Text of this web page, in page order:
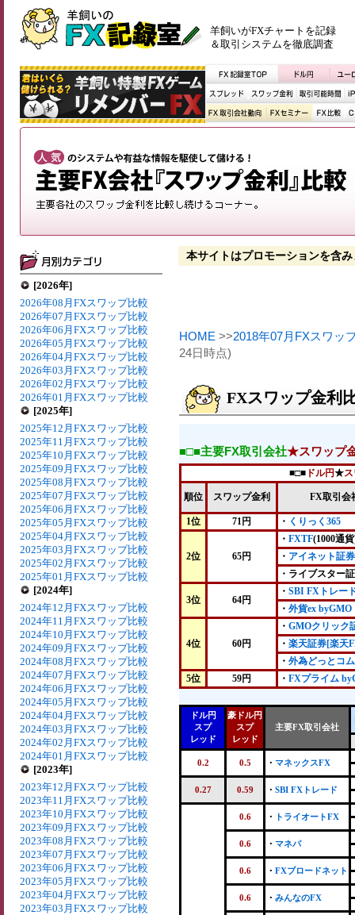
羊飼いがFXチャートを記録
＆取引システムを徹底調査
[2026年]
2026年08月FXスワップ比較
2026年07月FXスワップ比較
2026年06月FXスワップ比較
2026年05月FXスワップ比較
2026年04月FXスワップ比較
2026年03月FXスワップ比較
2026年02月FXスワップ比較
2026年01月FXスワップ比較
[2025年]
2025年12月FXスワップ比較
2025年11月FXスワップ比較
2025年10月FXスワップ比較
2025年09月FXスワップ比較
2025年08月FXスワップ比較
2025年07月FXスワップ比較
2025年06月FXスワップ比較
2025年05月FXスワップ比較
2025年04月FXスワップ比較
2025年03月FXスワップ比較
2025年02月FXスワップ比較
2025年01月FXスワップ比較
[2024年]
2024年12月FXスワップ比較
2024年11月FXスワップ比較
2024年10月FXスワップ比較
2024年09月FXスワップ比較
2024年08月FXスワップ比較
2024年07月FXスワップ比較
2024年06月FXスワップ比較
2024年05月FXスワップ比較
2024年04月FXスワップ比較
2024年03月FXスワップ比較
2024年02月FXスワップ比較
2024年01月FXスワップ比較
[2023年]
2023年12月FXスワップ比較
2023年11月FXスワップ比較
2023年10月FXスワップ比較
2023年09月FXスワップ比較
2023年08月FXスワップ比較
2023年07月FXスワップ比較
2023年06月FXスワップ比較
2023年05月FXスワップ比較
2023年04月FXスワップ比較
2023年03月FXスワップ比較
本サイトはプロモーションを含み
HOME >>2018年07月FXスワッ
24日時点)
FXスワップ金利
■□■主要FX取引会社★スワップ
■□■ ドル円★
順位 スワップ金利 FX取引会
1位 71円 ・ くりっく365
2位 65円
・ FXTF(1000通
・ アイネット証券
・ライブスター
3位 64円
・ SBI FXトレー
・ 外貨ex byGMO
4位 60円
・ GMOクリック
・ 楽天証券[楽天
・ 外為どっとコム
5位
59円 ・ FXプライム
ドル円
スプ
レッド
豪ドル円
スプ
レッド
主要FX取引会社
0.2 0.5 ・ マネックスFX
0.27 0.59 ・ SBI FXトレード
0.6 ・ トライオートFX
0.6 ・ マネパ
0.6 ・ FXブロードネット
0.6 ・ みんなのFX